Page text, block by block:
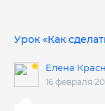
Урок «Как
Елена
16 февраля